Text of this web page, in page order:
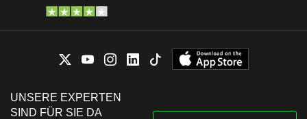
UNSERE EXPERTEN
SIND FÜR SIE DA